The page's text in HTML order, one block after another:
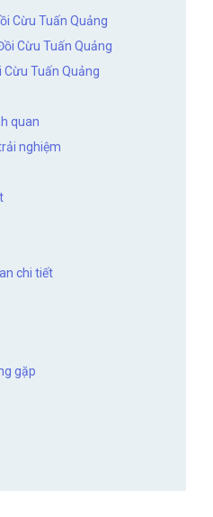
Cừu Tuấn Quảng
Cừu Tuấn Quảng
Cừu Tuấn Quảng
quan
nghiệm
chi tiết
gặp